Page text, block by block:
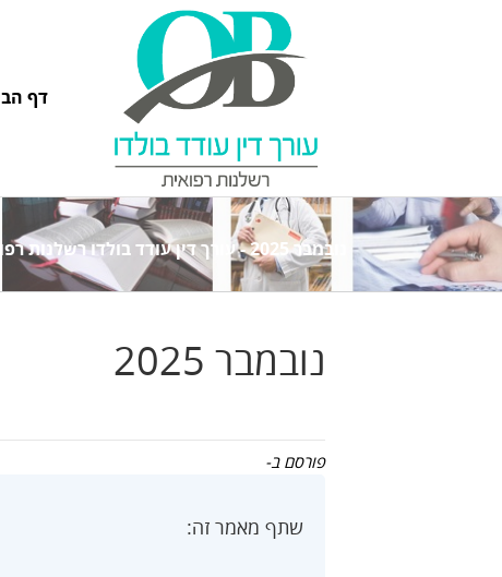
דף
נובמבר 2025 - עורך דין עודד בולדו רשלנות רפואית
נובמבר 2025
פורסם ב-
שתף מאמר זה: